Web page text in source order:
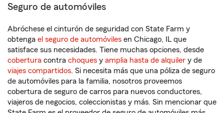
Seguro de automóviles
Abróchese el cinturón de seguridad con State Farm y
obtenga el seguro de automóviles en Chicago, IL que
satisface sus necesidades. Tiene muchas opciones, desde
cobertura contra choques y amplia hasta de alquiler y de
viajes compartidos. Si necesita más que una póliza de seguro
de automóviles para la familia, nosotros proveemos
cobertura de seguro de carros para nuevos conductores,
viajeros de negocios, coleccionistas y más. Sin mencionar que